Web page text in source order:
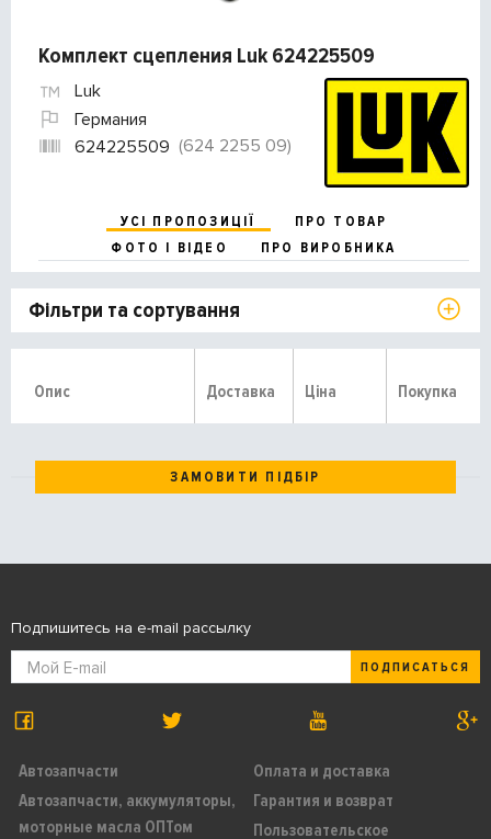
Комплект сцепления Luk 624225509
Luk
Германия
624225509 (624 2255 09)
УСІ ПРОПОЗИЦІЇ
ПРО ТОВАР
ФОТО І ВІДЕО
ПРО ВИРОБНИКА
Фільтри та сортування
Опис Доставка Ціна Покупка
ЗАМОВИТИ ПІДБІР
Автозапчасти
Автозапчасти, аккумуляторы,
моторные масла ОПТом
Оплата и доставка
Гарантия и возврат
Пользовательское
Подпишитесь на e-mail рассылку
ПОДПИСАТЬСЯ